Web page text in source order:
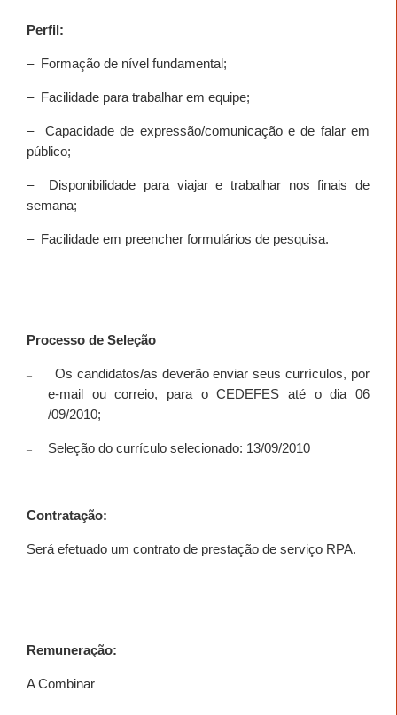
Perfil:
– Formação de nível fundamental;
– Facilidade para trabalhar em equipe;
–
Capacidade de expressão/comunicação e de falar em
público;
–
Disponibilidade para viajar e trabalhar nos finais de
semana;
– Facilidade em preencher formulários de pesquisa.
Processo de Seleção
–
Os candidatos/as deverão enviar seus currículos, por
e-mail ou correio, para o CEDEFES até o dia 06
/09/2010;
– Seleção do currículo selecionado: 13/09/2010
Contratação:
Será efetuado um contrato de prestação de serviço RPA.
Remuneração:
A Combinar